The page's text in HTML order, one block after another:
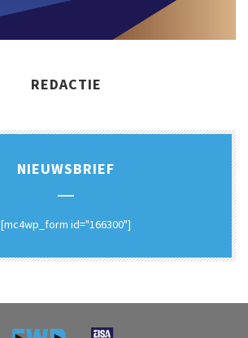
REDACTIE
NIEUWSBRIEF
[mc4wp_form id="166300"]